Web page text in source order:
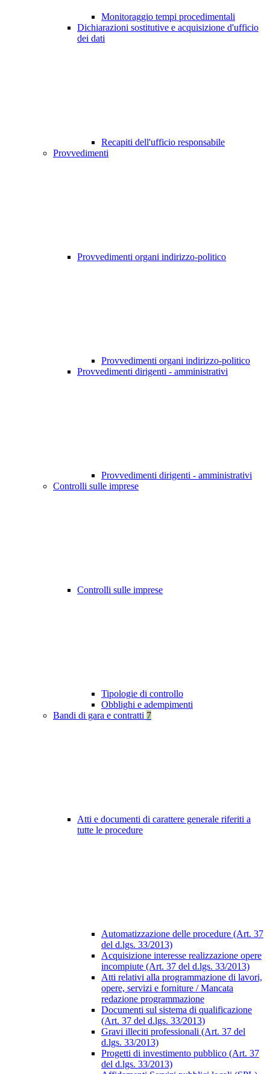
Monitoraggio tempi procedimentali
Dichiarazioni sostitutive e acquisizione d'ufficio
dei dati
Recapiti dell'ufficio responsabile
Provvedimenti
Provvedimenti organi indirizzo-politico
Provvedimenti organi indirizzo-politico
Provvedimenti dirigenti - amministrativi
Provvedimenti dirigenti - amministrativi
Controlli sulle imprese
Controlli sulle imprese
Tipologie di controllo
Obblighi e adempimenti
Bandi di gara e contratti 7
Atti e documenti di carattere generale riferiti a
tutte le procedure
Automatizzazione delle procedure (Art. 37
del d.lgs. 33/2013)
Acquisizione interesse realizzazione opere
incompiute (Art. 37 del d.lgs. 33/2013)
Atti relativi alla programmazione di lavori,
opere, servizi e forniture / Mancata
redazione programmazione
Documenti sul sistema di qualificazione
(Art. 37 del d.lgs. 33/2013)
Gravi illeciti professionali (Art. 37 del
d.lgs. 33/2013)
Progetti di investimento pubblico (Art. 37
del d.lgs. 33/2013)